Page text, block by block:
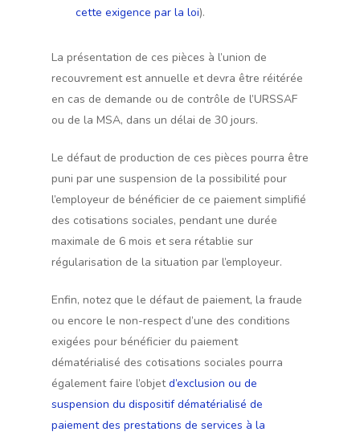
cette exigence par la loi).
La présentation de ces pièces à l’union de
recouvrement est annuelle et devra être réitérée
en cas de demande ou de contrôle de l’URSSAF
ou de la MSA, dans un délai de 30 jours.
Le défaut de production de ces pièces pourra être
puni par une suspension de la possibilité pour
l’employeur de bénéficier de ce paiement simplifié
des cotisations sociales, pendant une durée
maximale de 6 mois et sera rétablie sur
régularisation de la situation par l’employeur.
Enfin, notez que le défaut de paiement, la fraude
ou encore le non-respect d’une des conditions
exigées pour bénéficier du paiement
dématérialisé des cotisations sociales pourra
également faire l’objetd’exclusion ou de
suspension du dispositif dématérialisé de
paiement des prestations de services à la